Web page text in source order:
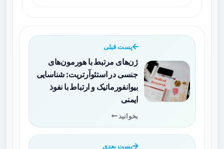
پست قبلی
ژن‌های مرتبط با هورمون‌های
جنسی در استئوآرتریت: شناسایی
بیوانفورماتیک و ارتباط با نفوذ
ایمنی
بخوانید
پست بعدی